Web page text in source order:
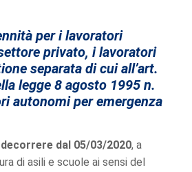
per i lavoratori
privato, i lavoratori
separata di cui all’art.
legge 8 agosto 1995 n.
autonomi per emergenza
decorrere dal 05/03/2020, a
di asili e scuole ai sensi del